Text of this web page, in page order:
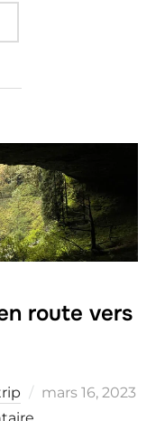
UNE JOURNÉE FROIDE AU
route vers
Posted
mars 16, 2023